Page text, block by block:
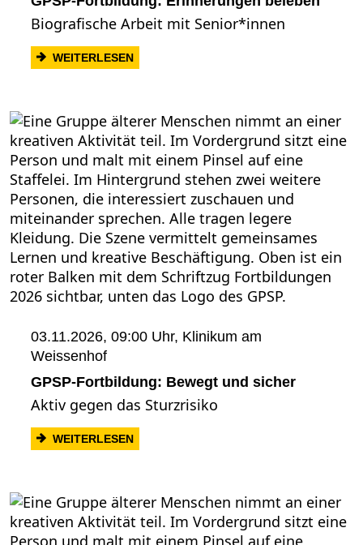
Biografische Arbeit mit Senior*innen
WEITERLESEN: GPSP-FORTBILDUNG: ERINNERUNGEN
03.11.2026, 09:00 Uhr, Klinikum am
Weissenhof
GPSP-Fortbildung: Bewegt und sicher
Aktiv gegen das Sturzrisiko
WEITERLESEN: GPSP-FORTBILDUNG: BEWEGT UND